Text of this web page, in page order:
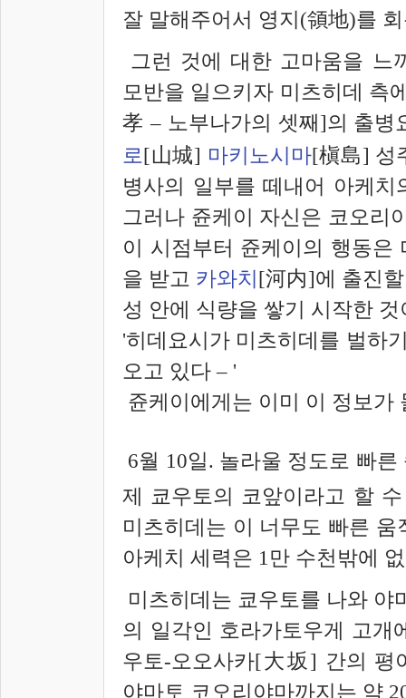
잘 말해주어서 영지(領地)를
그런 것에 대한 고마움을 느
모반을 일으키자 미츠히데 측
孝 – 노부나가의 셋째]의 출
로[山城] 마키노시마[槇島] 성
병사의 일부를 떼내어 아케
그러나 쥰케이 자신은 코오리
이 시점부터 쥰케이의 행동은
을 받고 카와치[河内]에 출진
성 안에 식량을 쌓기 시작한 것
'히데요시가 미츠히데를 벌하
오고 있다 – '
쥰케이에게는 이미 이 정보가
6월 10일. 놀라울 정도로 빠
제 쿄우토의 코앞이라고 할
미츠히데는 이 너무도 빠른
아케치 세력은 1만 수천밖에
미츠히데는 쿄우토를 나와
의 일각인 호라가토우게 고개
우토-오오사카[大坂] 간의 평
야마토 코오리야마까지는 약